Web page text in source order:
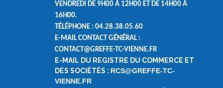
VENDREDI DE 9H00 À 12H00 ET DE 14H00 À
16H00.
TÉLÉPHONE : 04.28.38.05.60
E-MAIL CONTACT GÉNÉRAL :
CONTACT@GREFFE-TC-VIENNE.FR
E-MAIL DU REGISTRE DU COMMERCE ET
DES SOCIÉTÉS : RCS@GREFFE-TC-
VIENNE.FR